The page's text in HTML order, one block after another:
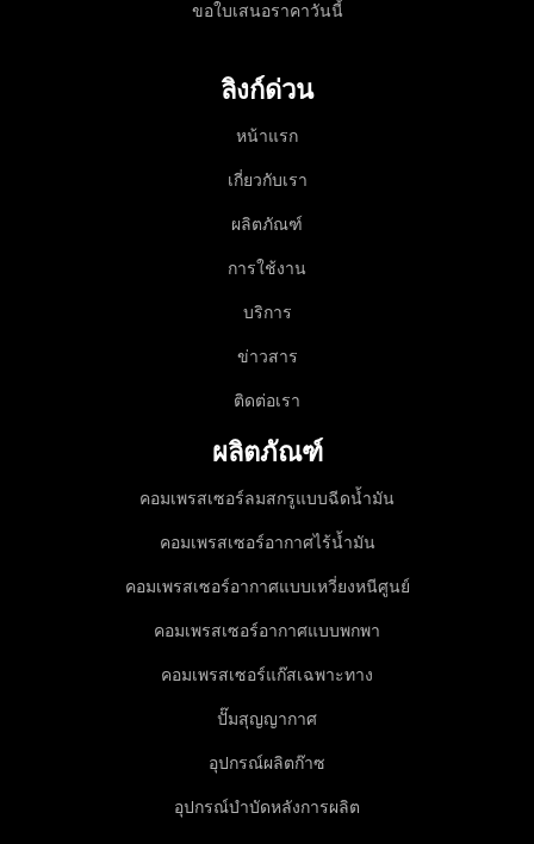
ขอใบเสนอราคาวันนี้
ลิงก์ด่วน
หน้าแรก
เกี่ยวกับเรา
ผลิตภัณฑ์
การใช้งาน
บริการ
ข่าวสาร
ติดต่อเรา
ผลิตภัณฑ์
คอมเพรสเซอร์ลมสกรูแบบฉีดน้ำมัน
คอมเพรสเซอร์อากาศไร้น้ำมัน
คอมเพรสเซอร์อากาศแบบเหวี่ยงหนีศูนย์
คอมเพรสเซอร์อากาศแบบพกพา
คอมเพรสเซอร์แก๊สเฉพาะทาง
ปั๊มสุญญากาศ
อุปกรณ์ผลิตก๊าซ
อุปกรณ์บำบัดหลังการผลิต